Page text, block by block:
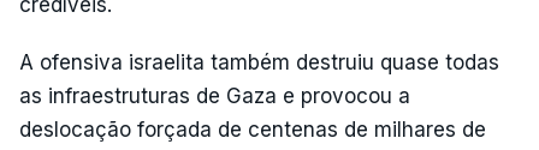
credíveis.
A ofensiva israelita também destruiu quase todas
as infraestruturas de Gaza e provocou a
deslocação forçada de centenas de milhares de